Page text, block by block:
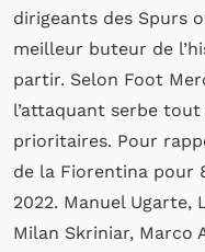
dirigeants des Spurs
meilleur buteur de
partir. Selon Foot
l’attaquant serbe
prioritaires. Pour
de la Fiorentina pour
2022. Manuel Ugarte,
Milan Skriniar, Marco